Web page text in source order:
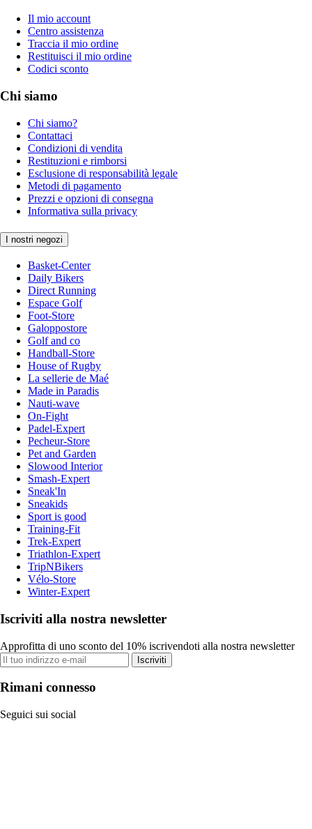
Il mio account
Centro assistenza
Traccia il mio ordine
Restituisci il mio ordine
Codici sconto
Chi siamo
Chi siamo?
Contattaci
Condizioni di vendita
Restituzioni e rimborsi
Esclusione di responsabilità legale
Metodi di pagamento
Prezzi e opzioni di consegna
Informativa sulla privacy
I nostri negozi
Basket-Center
Daily Bikers
Direct Running
Espace Golf
Foot-Store
Galoppostore
Golf and co
Handball-Store
House of Rugby
La sellerie de Maé
Made in Paradis
Nauti-wave
On-Fight
Padel-Expert
Pecheur-Store
Pet and Garden
Slowood Interior
Smash-Expert
Sneak'In
Sneakids
Sport is good
Training-Fit
Trek-Expert
Triathlon-Expert
TripNBikers
Vélo-Store
Winter-Expert
Iscriviti alla nostra newsletter
Approfitta di uno sconto del 10% iscrivendoti alla nostra newsletter
Iscriviti
Rimani connesso
Seguici sui social